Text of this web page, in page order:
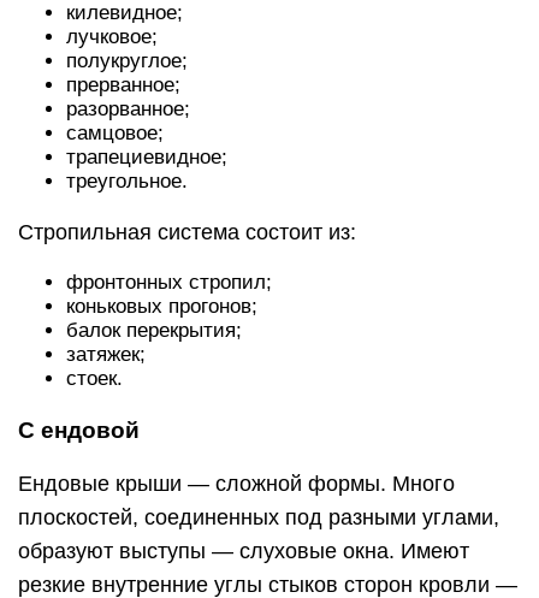
килевидное;
лучковое;
полукруглое;
прерванное;
разорванное;
самцовое;
трапециевидное;
треугольное.
Стропильная система состоит из:
фронтонных стропил;
коньковых прогонов;
балок перекрытия;
затяжек;
стоек.
С ендовой
Ендовые крыши — сложной формы. Много
плоскостей, соединенных под разными углами,
образуют выступы — слуховые окна. Имеют
резкие внутренние углы стыков сторон кровли —